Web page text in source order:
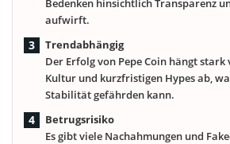
Bedenken hinsichtlich Transparenz
aufwirft.
Trendabhängig
Der Erfolg von Pepe Coin hängt stark
Kultur und kurzfristigen Hypes ab,
Stabilität gefährden kann.
Betrugsrisiko
Es gibt viele Nachahmungen und